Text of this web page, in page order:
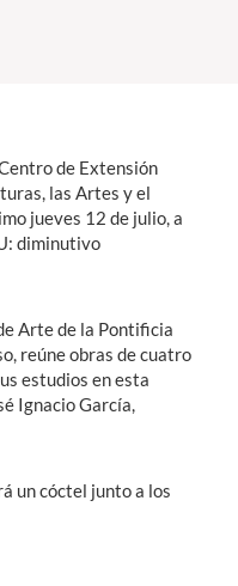
de Extensión
las Artes y el
jueves 12 de julio, a
diminutivo
Arte de la Pontificia
reúne obras de cuatro
estudios en esta
Ignacio García,
un cóctel junto a los